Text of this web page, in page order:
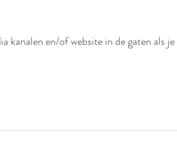
kanalen en/of website in de gaten als